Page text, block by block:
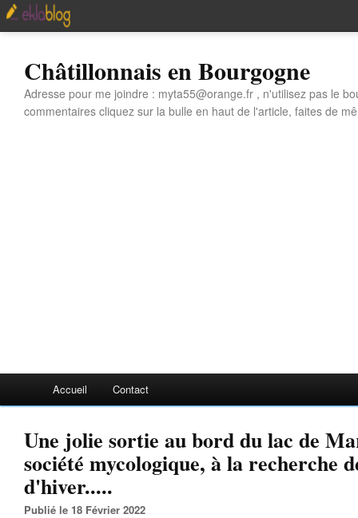
Châtillonnais en Bourgogne
Adresse pour me joindre : myta55@orange.fr , n'utilisez pas le
commentaires cliquez sur la bulle en haut de l'article, faites de
Accueil Contact
Une jolie sortie au bord du lac de
société mycologique, à la recherche
d'hiver.....
Publié le 18 Février 2022